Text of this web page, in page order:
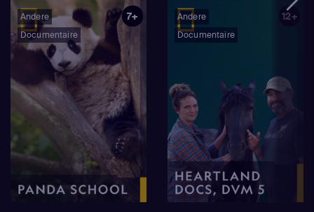
Andere
Documentaire
7+
Andere
Documentaire
12+